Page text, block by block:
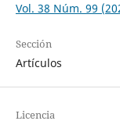
Vol. 38 Núm. 99
Sección
Artículos
Licencia